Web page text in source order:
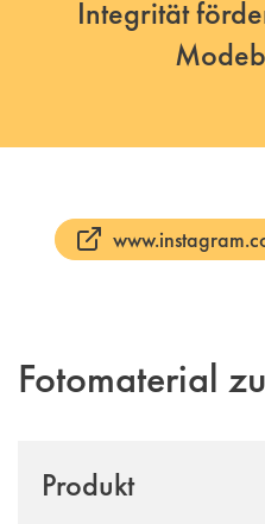
Integrität
Fotomaterial
Produkt